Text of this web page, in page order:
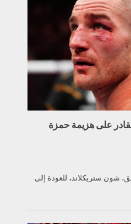
على هزيمة حمزة
شون ستريكلاند، للعودة إلى